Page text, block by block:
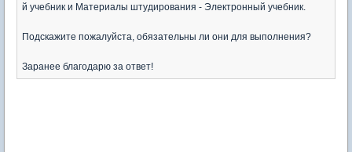
й учебник и Материалы штудирования - Электронный учебник.
Подскажите пожалуйста, обязательны ли они для выполнения?
Заранее благодарю за ответ!